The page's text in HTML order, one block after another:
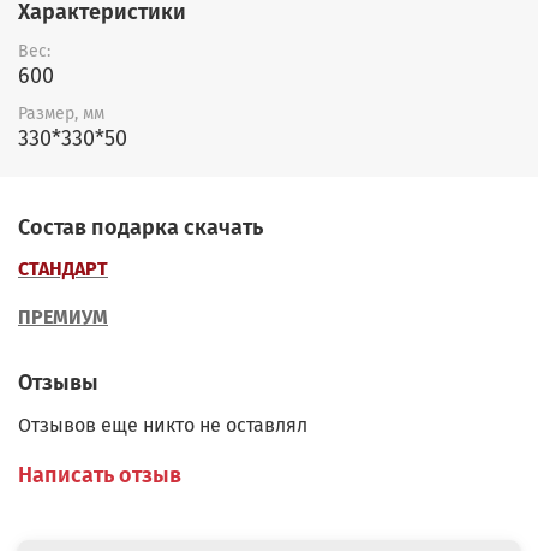
Характеристики
Вес:
600
Размер, мм
330*330*50
Состав подарка скачать
СТАНДАРТ
ПРЕМИУМ
Отзывы
Отзывов еще никто не оставлял
Написать отзыв